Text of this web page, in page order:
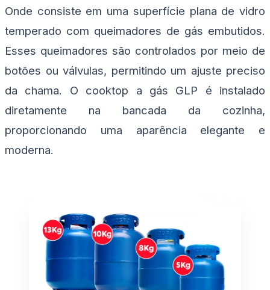
Onde consiste em uma superfície plana de vidro
temperado com queimadores de gás embutidos.
Esses queimadores são controlados por meio de
botões ou válvulas, permitindo um ajuste preciso
da chama. O cooktop a gás GLP é instalado
diretamente na bancada da cozinha,
proporcionando uma aparência elegante e
moderna.